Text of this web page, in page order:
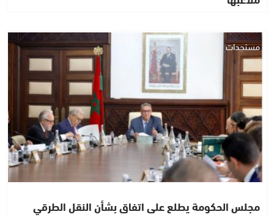
مستجدات
مجلس الحكومة يطلع على اتفاق بشأن النقل الطرقي